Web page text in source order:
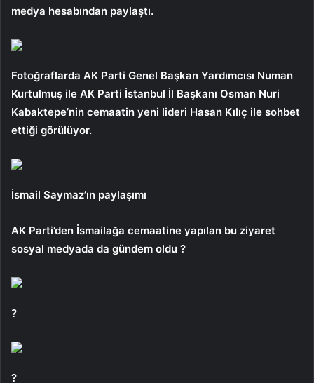
medya hesabından paylaştı.
Fotoğraflarda AK Parti Genel Başkan Yardımcısı Numan
Kurtulmuş ile AK Parti İstanbul İl Başkanı Osman Nuri
Kabaktepe’nin cemaatin yeni lideri Hasan Kılıç ile sohbet
ettiği görülüyor.
İsmail Saymaz’ın paylaşımı
AK Parti’den İsmailağa cemaatine yapılan bu ziyaret
sosyal medyada da gündem oldu ?
?
?